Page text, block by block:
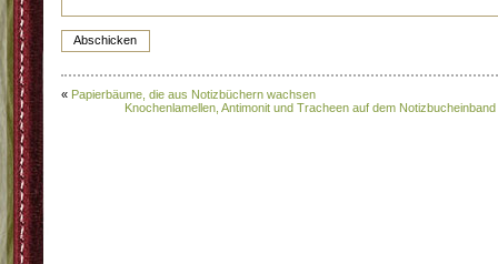
« Papierbäume, die aus Notizbüchern wachsen
Knochenlamellen, Antimonit und Tracheen auf dem Notizbucheinband